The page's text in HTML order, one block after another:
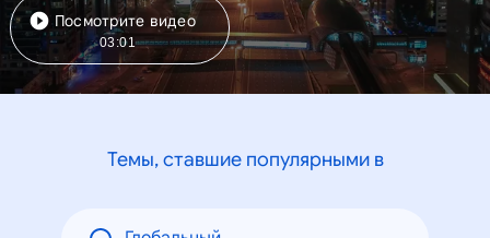
Посмотрите видео
03:01
Темы, ставшие популярными в